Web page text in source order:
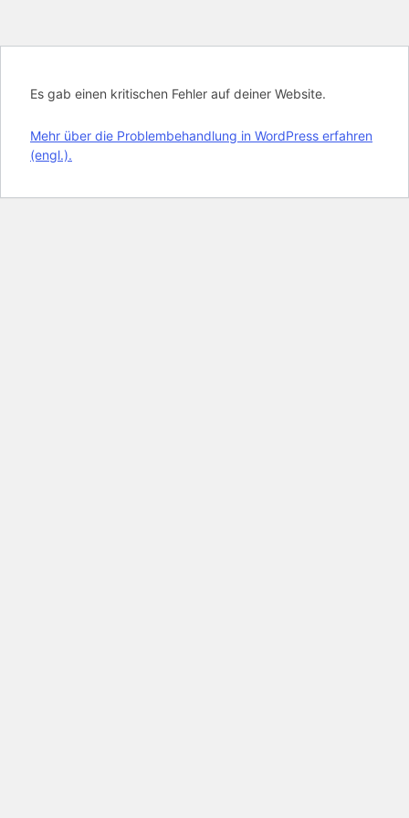
Es gab einen kritischen Fehler auf deiner Website.
Mehr über die Problembehandlung in WordPress erfahren
(engl.).